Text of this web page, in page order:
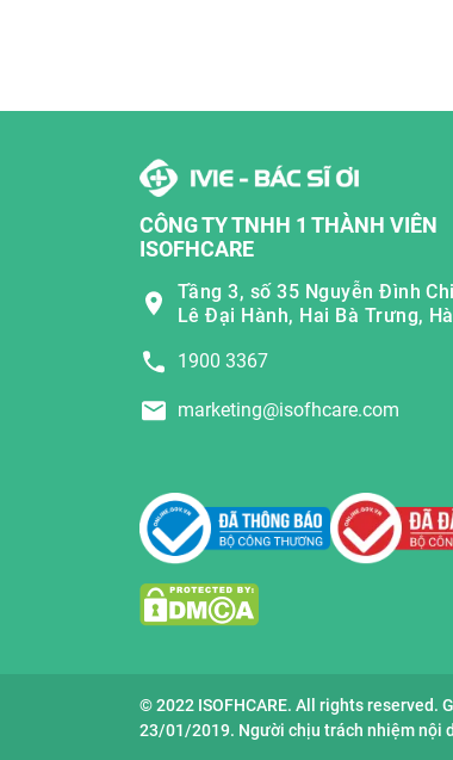
CÔNG TY TNHH 1 THÀNH VIÊN
ISOFHCARE
Tầng 3, số 35 Nguyễn Đình
Lê Đại Hành, Hai Bà Trưng,
1900 3367
marketing@isofhcare.com
© 2022 ISOFHCARE. All rights reserved.
23/01/2019. Người chịu trách nhiệm nội